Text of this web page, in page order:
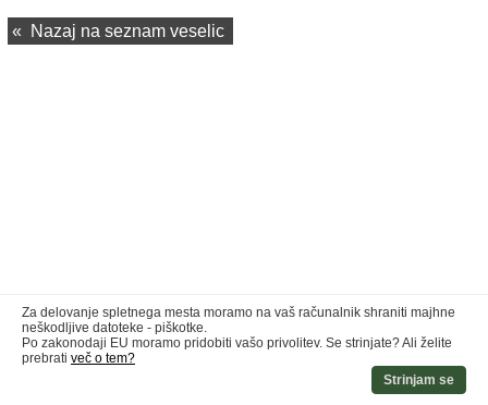
« Nazaj na seznam veselic
Za delovanje spletnega mesta moramo na vaš računalnik shraniti majhne
neškodljive datoteke - piškotke.
Po zakonodaji EU moramo pridobiti vašo privolitev. Se strinjate? Ali želite
prebrati več o tem?
Strinjam se